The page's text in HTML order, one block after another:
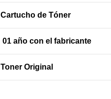
Cartucho de Tóner
01 año con el fabricante
Toner Original